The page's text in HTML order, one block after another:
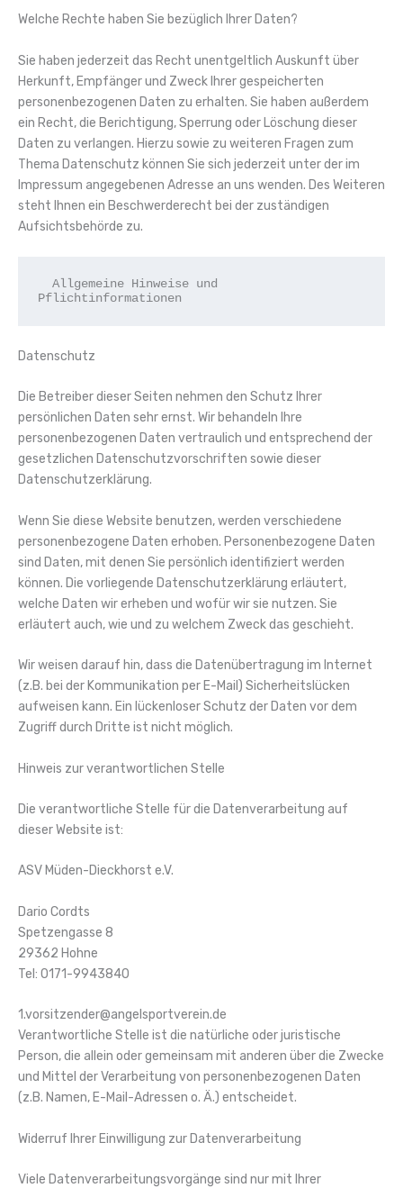
Welche Rechte haben Sie bezüglich Ihrer Daten?
Sie haben jederzeit das Recht unentgeltlich Auskunft über
Herkunft, Empfänger und Zweck Ihrer gespeicherten
personenbezogenen Daten zu erhalten. Sie haben außerdem
ein Recht, die Berichtigung, Sperrung oder Löschung dieser
Daten zu verlangen. Hierzu sowie zu weiteren Fragen zum
Thema Datenschutz können Sie sich jederzeit unter der im
Impressum angegebenen Adresse an uns wenden. Des Weiteren
steht Ihnen ein Beschwerderecht bei der zuständigen
Aufsichtsbehörde zu.
  Allgemeine Hinweise und
Pflichtinformationen
Datenschutz
Die Betreiber dieser Seiten nehmen den Schutz Ihrer
persönlichen Daten sehr ernst. Wir behandeln Ihre
personenbezogenen Daten vertraulich und entsprechend der
gesetzlichen Datenschutzvorschriften sowie dieser
Datenschutzerklärung.
Wenn Sie diese Website benutzen, werden verschiedene
personenbezogene Daten erhoben. Personenbezogene Daten
sind Daten, mit denen Sie persönlich identifiziert werden
können. Die vorliegende Datenschutzerklärung erläutert,
welche Daten wir erheben und wofür wir sie nutzen. Sie
erläutert auch, wie und zu welchem Zweck das geschieht.
Wir weisen darauf hin, dass die Datenübertragung im Internet
(z.B. bei der Kommunikation per E-Mail) Sicherheitslücken
aufweisen kann. Ein lückenloser Schutz der Daten vor dem
Zugriff durch Dritte ist nicht möglich.
Hinweis zur verantwortlichen Stelle
Die verantwortliche Stelle für die Datenverarbeitung auf
dieser Website ist:
ASV Müden-Dieckhorst e.V.
Dario Cordts
Spetzengasse 8
29362 Hohne
Tel: 0171-9943840
1.vorsitzender@angelsportverein.de
Verantwortliche Stelle ist die natürliche oder juristische
Person, die allein oder gemeinsam mit anderen über die Zwecke
und Mittel der Verarbeitung von personenbezogenen Daten
(z.B. Namen, E-Mail-Adressen o. Ä.) entscheidet.
Widerruf Ihrer Einwilligung zur Datenverarbeitung
Viele Datenverarbeitungsvorgänge sind nur mit Ihrer